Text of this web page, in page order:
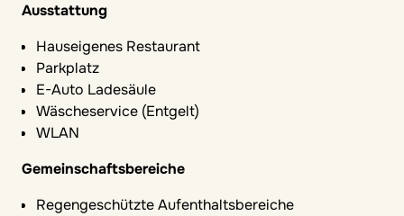
Ausstattung
Hauseigenes Restaurant
Parkplatz
E-Auto Ladesäule
Wäscheservice (Entgelt)
WLAN
Gemeinschaftsbereiche
Regengeschützte Aufenthaltsbereiche